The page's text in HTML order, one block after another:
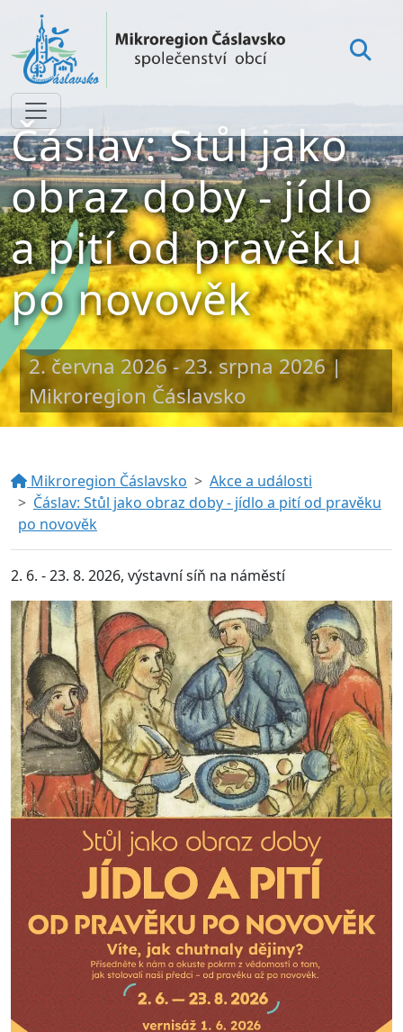
Čáslav: Stůl jako
obraz doby - jídlo
a pití od pravěku
po novověk
2. června 2026 - 23. srpna 2026 |
Mikroregion Čáslavsko
Mikroregion Čáslavsko
Akce a události
Čáslav: Stůl jako obraz doby - jídlo a pití od pravěku
po novověk
2. 6. - 23. 8. 2026, výstavní síň na náměstí